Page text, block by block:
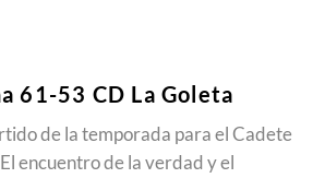
61-53 CD La Goleta
de la temporada para el Cadete
encuentro de la verdad y el